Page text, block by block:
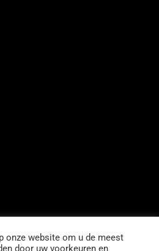
onze website om u de meest
door uw voorkeuren en